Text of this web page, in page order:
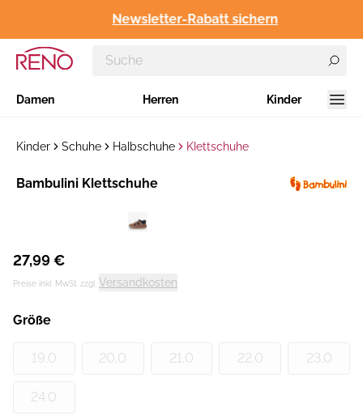
Newsletter-Rabatt sichern
Damen Herren Kinder
Kinder Schuhe Halbschuhe Klettschuhe
Hersteller:
Bambulini Klettschuhe
27,99 €
Preise inkl. MwSt. zzgl. Versandkosten
Größe
19.0 20.0 21.0 22.0 23.0
24.0